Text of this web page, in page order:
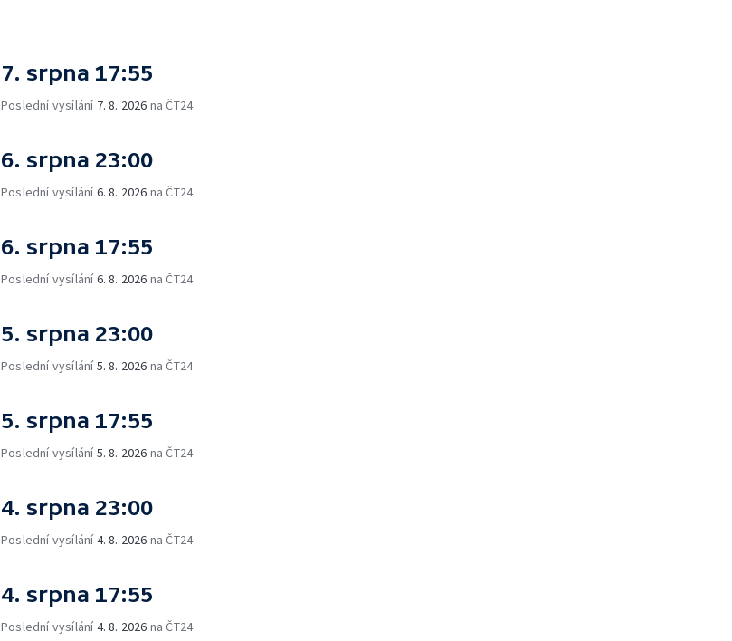
7. srpna 17:55
Poslední vysílání 7. 8. 2026 na ČT24
6. srpna 23:00
Poslední vysílání6. 8. 2026 na ČT24
6. srpna 17:55
Poslední vysílání6. 8. 2026 na ČT24
5. srpna 23:00
Poslední vysílání5. 8. 2026 na ČT24
5. srpna 17:55
Poslední vysílání5. 8. 2026 na ČT24
4. srpna 23:00
Poslední vysílání4. 8. 2026 na ČT24
4. srpna 17:55
Poslední vysílání4. 8. 2026 na ČT24